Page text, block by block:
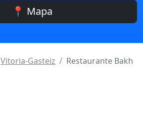
📍 Mapa
Vitoria-Gasteiz Restaurante Bakh